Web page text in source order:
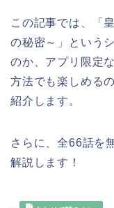
この記事では、「
の秘密～」
という
のか、アプリ限定
方法でも楽しめる
紹介します。
さらに、全66話を
解説します！